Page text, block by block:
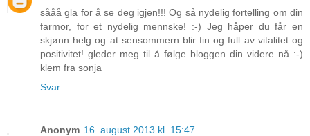
sååå gla for å se deg igjen!!! Og så nydelig fortelling om din
farmor, for et nydelig mennske! :-) Jeg håper du får en
skjønn helg og at sensommern blir fin og full av vitalitet og
positivitet! gleder meg til å følge bloggen din videre nå :-)
klem fra sonja
Svar
Anonym 16. august 2013 kl. 15:47